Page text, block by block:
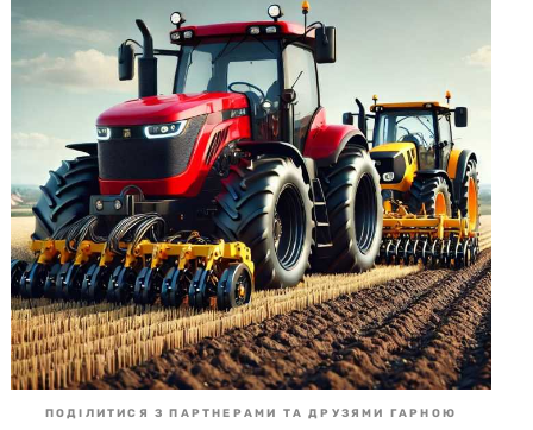
ПОДІЛИТИСЯ З ПАРТНЕРАМИ ТА ДРУЗЯМИ ГАРНОЮ